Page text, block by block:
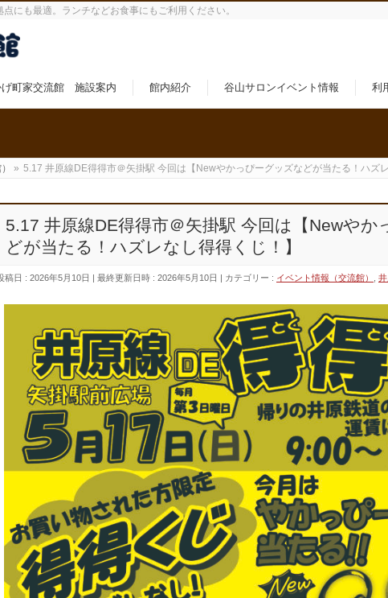
にも最適。ランチなどお食事にもご利用ください。
げ町家交流館 施設案内 館内紹介 谷山サロンイベント情報 利
» 5.17 井原線DE得得市＠矢掛駅 今回は【Newやかっぴーグッズなどが当たる！ハズ
5.17 井原線DE得得市＠矢掛駅 今回は【Newやか
どが当たる！ハズレなし得得くじ！】
稿日 : 2026年5月10日 最終更新日時 : 2026年5月10日 カテゴリー : イベント情報（交流館）